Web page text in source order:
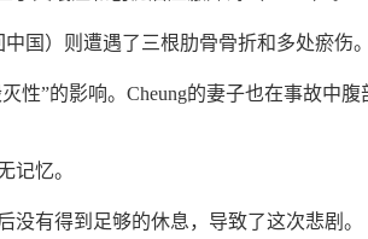
国）则遭遇了三根肋骨骨折和多处瘀伤。
性”的影响。Cheung的妻子也在事故中腹
记忆。
没有得到足够的休息，导致了这次悲剧。